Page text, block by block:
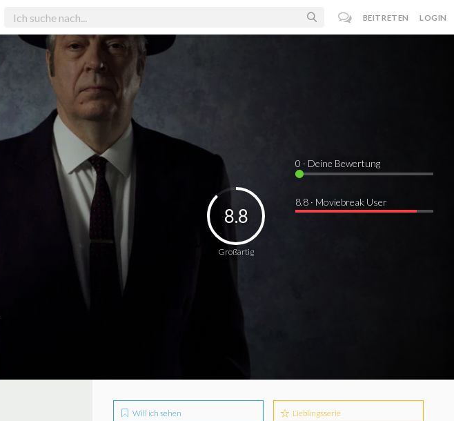
BEITRETEN LOGIN
Großartig
8.8
0 · Deine Bewertung
8.8 · Moviebreak User
Will ich sehen Lieblingsserie